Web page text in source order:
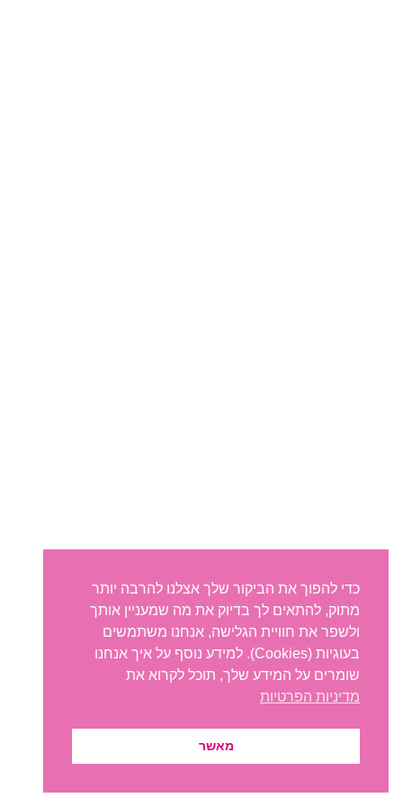
כדי להפוך את הביקור שלך אצלנו להרבה יותר
מתוק, להתאים לך בדיוק את מה שמעניין אותך
ולשפר את חוויית הגלישה, אנחנו משתמשים
בעוגיות (Cookies). למידע נוסף על איך אנחנו
שומרים על המידע שלך, תוכל לקרוא את
מדיניות הפרטיות
מאשר